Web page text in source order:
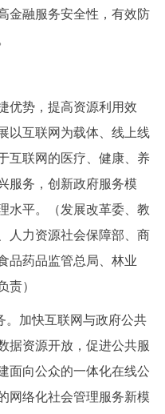
金融服务安全性，有效防
势，提高资源利用效
以互联网为载体、线上线
互联网的医疗、健康、养
服务，创新政府服务模
水平。（发展改革委、教
人力资源社会保障部、商
品药品监管总局、林业
责）
加快互联网与政府公共
据资源开放，促进公共服
面向公众的一体化在线公
网络化社会管理服务新模